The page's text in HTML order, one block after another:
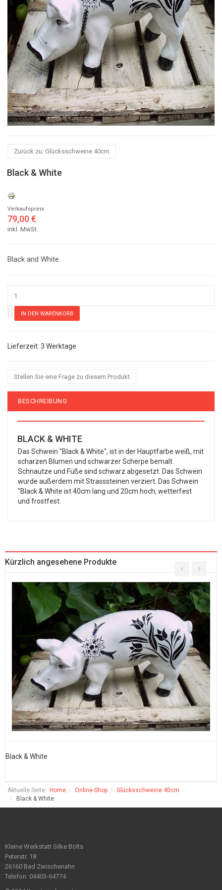
Zurück zu: Glücksschweine 40cm
Black & White
Verkaufspreis
79,00 €
inkl. MwSt.
Black and White
3 Werktage
Stellen Sie eine Frage zu diesem Produkt
BESCHREIBUNG
BLACK & WHITE
Das Schwein "Black & White", ist in der Hauptfarbe weiß, mit
scharzen Blumen und schwarzer Scherpe bemalt.
Schnautze und Füße sind schwarz abgesetzt. Das Schwein
wurde außerdem mit Strasssteinen verziert. Das Schwein
"Black & White ist 40cm lang und 20cm hoch, wetterfest
und frostfest.
Kürzlich angesehene Produkte
Black & White
Aktuelle Seite: Home Online-Shop
Glücksschweine 40cm
Black & White
Kleine Werkstatt Silke Bölts
Peterstr. 18
26160 Bad Zwischenahn
Telefon: 04403-64774